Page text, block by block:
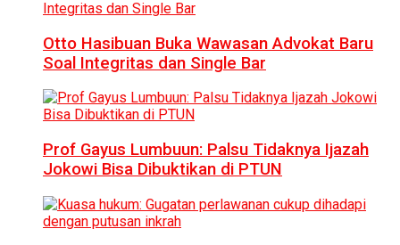
Otto Hasibuan Buka Wawasan Advokat Baru
Soal Integritas dan Single Bar
Prof Gayus Lumbuun: Palsu Tidaknya Ijazah
Jokowi Bisa Dibuktikan di PTUN